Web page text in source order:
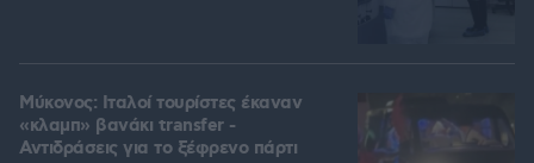
Μύκονος: Ιταλοί τουρίστες έκαναν
«κλαμπ» βανάκι transfer -
Αντιδράσεις για το ξέφρενο πάρτι